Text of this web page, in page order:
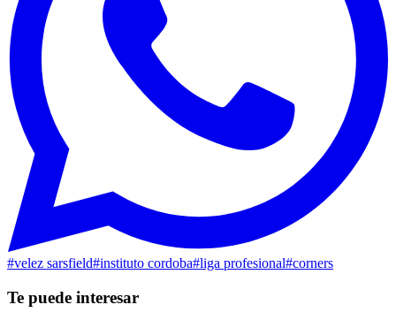
#velez sarsfield#instituto cordoba#liga profesional#corners
Te puede interesar